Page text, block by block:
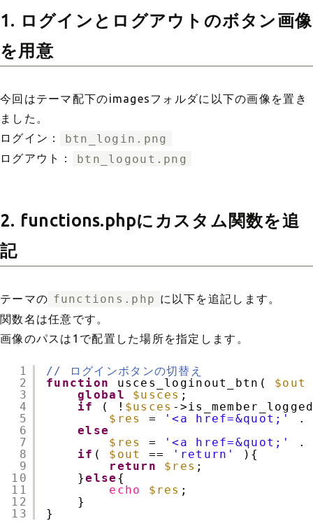
1. ログインとログアウトのボタン画像
を用意
今回はテーマ配下のimagesフォルダに以下の画像を置き
ました。
ログイン：
btn_login.png
ログアウト： btn_logout.png
2. functions.phpにカスタム関数を追
記
テーマの functions.php に以下を追記します。
関数名は任意です。
画像のパスは1で配置した場所を指定します。
1
2
3
4
5
6
7
8
9
10
11
12
13
// ログインボタンの切替え
function
usces_loginout_btn( $out
global
$usces ;
if
( ! $usces -
$res
= '<a href=&quot;'
.
else
$res
= '<a href=&quot;'
.
if ( $out == 'return'
){
return
$res ;
}else {
echo
$res ;
}
}